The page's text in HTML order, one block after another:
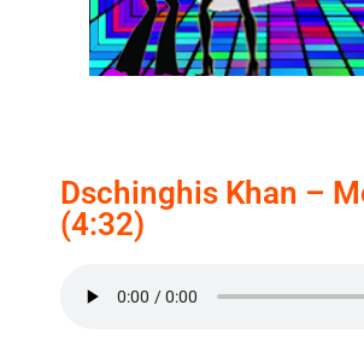
Dschinghis Khan –
(4:32)